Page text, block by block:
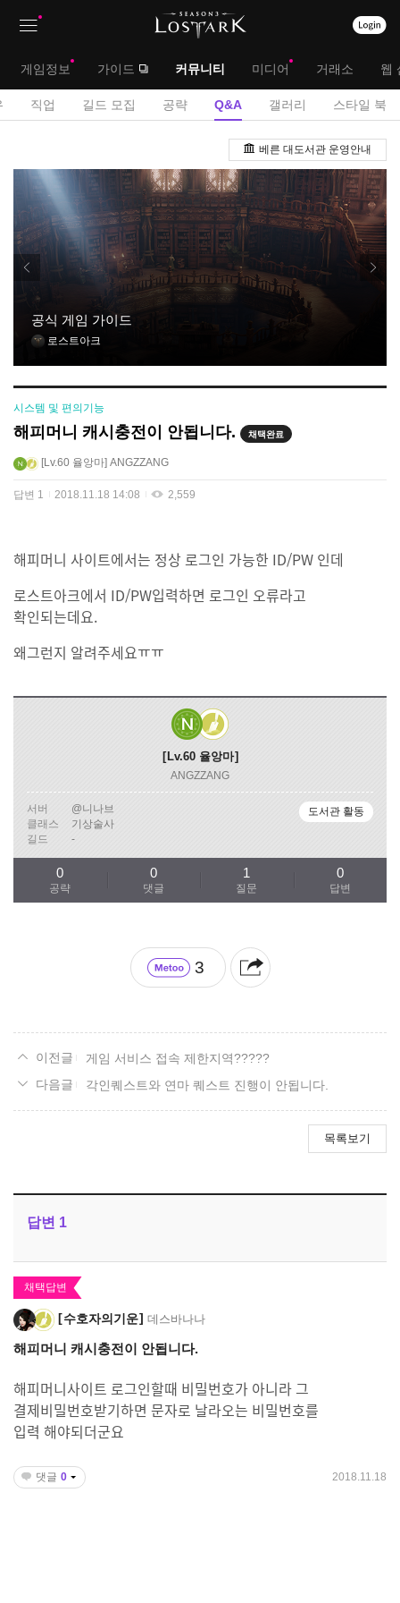
대
게임정보 가이드 커뮤니티 미디어 거래소 웹
메
뉴
직업 길드 모집 공략 Q&A 갤러리 스타일 북
&
시
판
베른 대도서관 운영안내
공식 게임 가이드
로스트아크
시스템 및 편의기능
해피머니 캐시충전이 안됩니다. 채택완료
Lv.60 율앙마 ANGZZANG
답변 1 2018.11.18 14:08 2,559
해피머니 사이트에서는 정상 로그인 가능한 ID/PW 인데
로스트아크에서 ID/PW입력하면 로그인 오류라고
확인되는데요.
왜그런지 알려주세요ㅠㅠ
Lv.60 율앙마
ANGZZANG
서버
@니나브
클래스
기상술사
길드
-
도서관 활동
공략
0
댓글
0
질문
1
답변
0
3
게임 서비스 접속 제한지역?????
각인퀘스트와 연마 퀘스트 진행이 안됩니다.
목록보기
답변 1
채택답변
수호자의기운 데스바나나
해피머니 캐시충전이 안됩니다.
해피머니사이트 로그인할때 비밀번호가 아니라 그
결제비밀번호받기하면 문자로 날라오는 비밀번호를
입력 해야되더군요
2018.11.18
댓글 0